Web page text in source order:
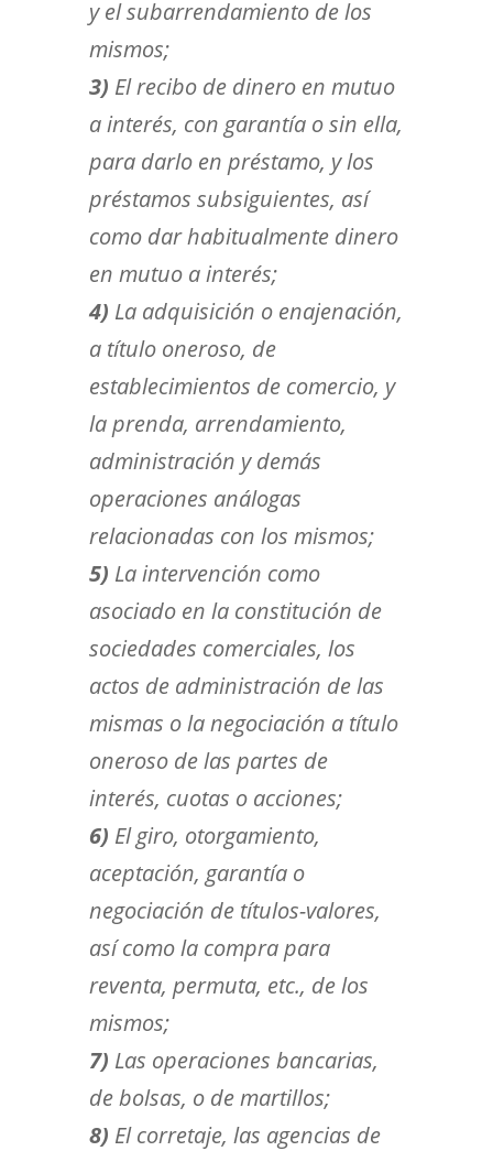
y el subarrendamiento de los
mismos;
3) El recibo de dinero en mutuo
a interés, con garantía o sin ella,
para darlo en préstamo, y los
préstamos subsiguientes, así
como dar habitualmente dinero
en mutuo a interés;
4) La adquisición o enajenación,
a título oneroso, de
establecimientos de comercio, y
la prenda, arrendamiento,
administración y demás
operaciones análogas
relacionadas con los mismos;
5) La intervención como
asociado en la constitución de
sociedades comerciales, los
actos de administración de las
mismas o la negociación a título
oneroso de las partes de
interés, cuotas o acciones;
6) El giro, otorgamiento,
aceptación, garantía o
negociación de títulos-valores,
así como la compra para
reventa, permuta, etc., de los
mismos;
7) Las operaciones bancarias,
de bolsas, o de martillos;
8) El corretaje, las agencias de